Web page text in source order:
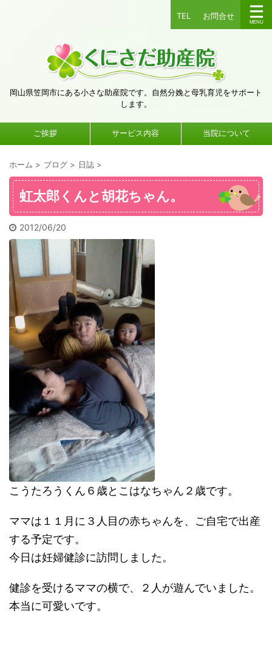
TEL お問合せ
岡山県笠岡市にある小さな助産院です。自然分娩と母乳育児をサポート
します。
ご挨拶 サービス内容 当院について
ホーム > ブログ > 日誌 >
虹太郎くんと胡花ちゃん。
2012/06/20
こうたろうくん６歳とこはなちゃん２歳です。
ママは１１月に３人目の赤ちゃんを、ご自宅で出産
する予定です。
今日は妊婦健診に訪問しました。
健診を受けるママの横で、２人が遊んでいました。
本当に可愛いです。